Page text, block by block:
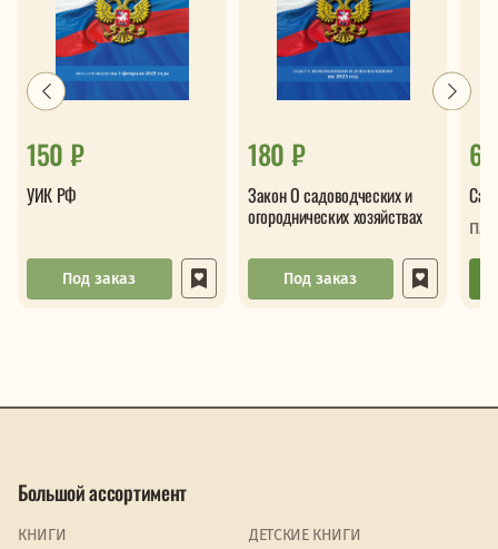
150 ₽
УИК РФ
Под заказ
180 ₽
Закон О садоводческих и
огороднических хозяйствах
Под заказ
Большой ассортимент
КНИГИ
ДЕТСКИЕ КНИГИ